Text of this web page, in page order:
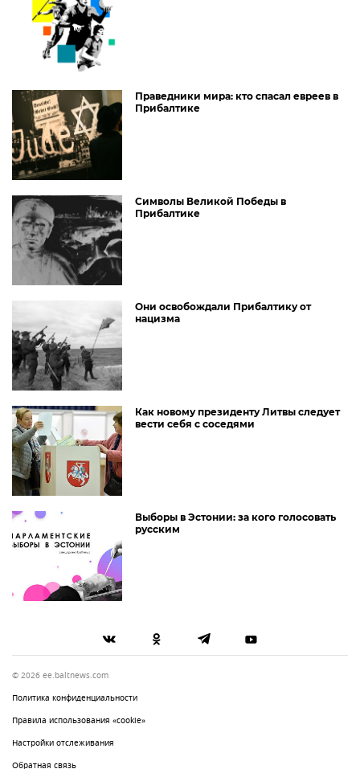
Праведники мира: кто спасал евреев в
Прибалтике
Символы Великой Победы в
Прибалтике
Они освобождали Прибалтику от
нацизма
Как новому президенту Литвы следует
вести себя с соседями
Выборы в Эстонии: за кого голосовать
русским
© 2026 ee.baltnews.com
Политика конфиденциальности
Правила использования «cookie»
Настройки отслеживания
Обратная связь